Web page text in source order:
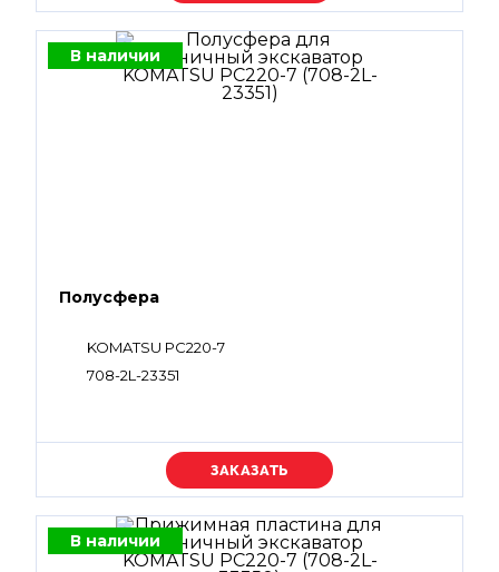
В наличии
Полусфера
KOMATSU PC220-7
708-2L-23351
Уточняйте цену
В наличии